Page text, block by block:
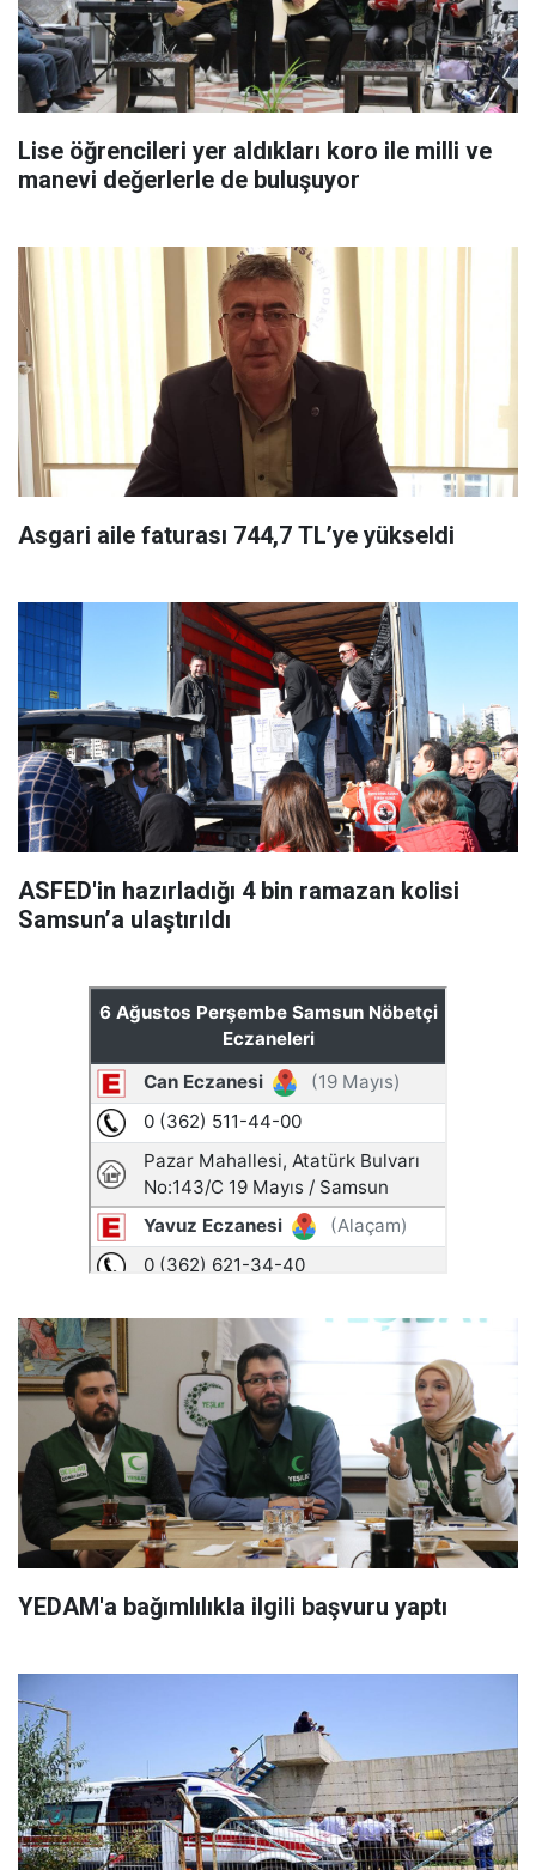
Lise öğrencileri yer aldıkları koro ile milli ve
manevi değerlerle de buluşuyor
Asgari aile faturası 744,7 TL’ye yükseldi
ASFED'in hazırladığı 4 bin ramazan kolisi
Samsun’a ulaştırıldı
YEDAM'a bağımlılıkla ilgili başvuru yaptı